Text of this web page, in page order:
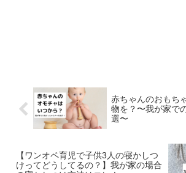
赤ちゃんのおもち
物を？〜我が家で
選〜
【ワンオペ育児で子供3人の寝かしつ
けってどうしてるの？】我が家の場合